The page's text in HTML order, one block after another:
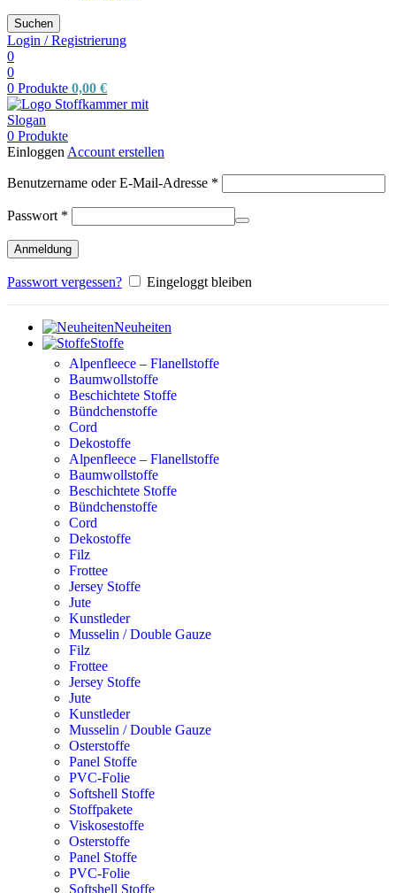
Suchen
Login / Registrierung
0
0
0 Produkte 0,00 €
0 Produkte
Einloggen Account erstellen
Benutzername oder E-Mail-Adresse *
Passwort *
Anmeldung
Passwort vergessen? Eingeloggt bleiben
Neuheiten
Stoffe
Alpenfleece – Flanellstoffe
Baumwollstoffe
Beschichtete Stoffe
Bündchenstoffe
Cord
Dekostoffe
Alpenfleece – Flanellstoffe
Baumwollstoffe
Beschichtete Stoffe
Bündchenstoffe
Cord
Dekostoffe
Filz
Frottee
Jersey Stoffe
Jute
Kunstleder
Musselin / Double Gauze
Filz
Frottee
Jersey Stoffe
Jute
Kunstleder
Musselin / Double Gauze
Osterstoffe
Panel Stoffe
PVC-Folie
Softshell Stoffe
Stoffpakete
Viskosestoffe
Osterstoffe
Panel Stoffe
PVC-Folie
Softshell Stoffe